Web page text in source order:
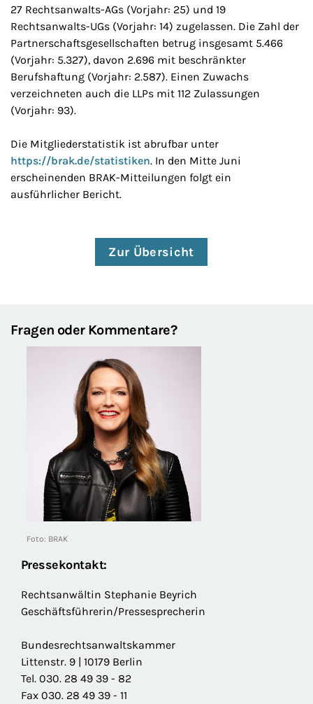
27 Rechtsanwalts-AGs (Vorjahr: 25) und 19
Rechtsanwalts-UGs (Vorjahr: 14) zugelassen. Die Zahl der
Partnerschaftsgesellschaften betrug insgesamt 5.466
(Vorjahr: 5.327), davon 2.696 mit beschränkter
Berufshaftung (Vorjahr: 2.587). Einen Zuwachs
verzeichneten auch die LLPs mit 112 Zulassungen
(Vorjahr: 93).
Die Mitgliederstatistik ist abrufbar unter
https://brak.de/statistiken. In den Mitte Juni
erscheinenden BRAK-Mitteilungen folgt ein
ausführlicher Bericht.
Zur Übersicht
Fragen oder Kommentare?
Foto: BRAK
Pressekontakt:
Rechtsanwältin Stephanie Beyrich
Geschäftsführerin/Pressesprecherin
Bundesrechtsanwaltskammer
Littenstr. 9 | 10179 Berlin
Tel. 030. 28 49 39 - 82
Fax 030. 28 49 39 - 11